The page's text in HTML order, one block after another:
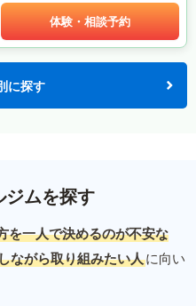
体験・相談予約
に探す
ジムを探す
を一人で決めるのが不安な
ながら取り組みたい人に向い